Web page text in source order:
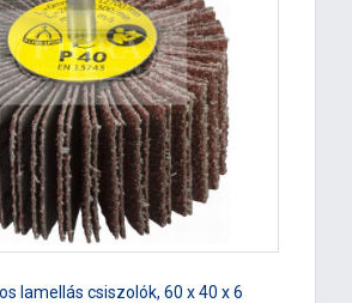
lamellás csiszolók, 60 x 40 x 6